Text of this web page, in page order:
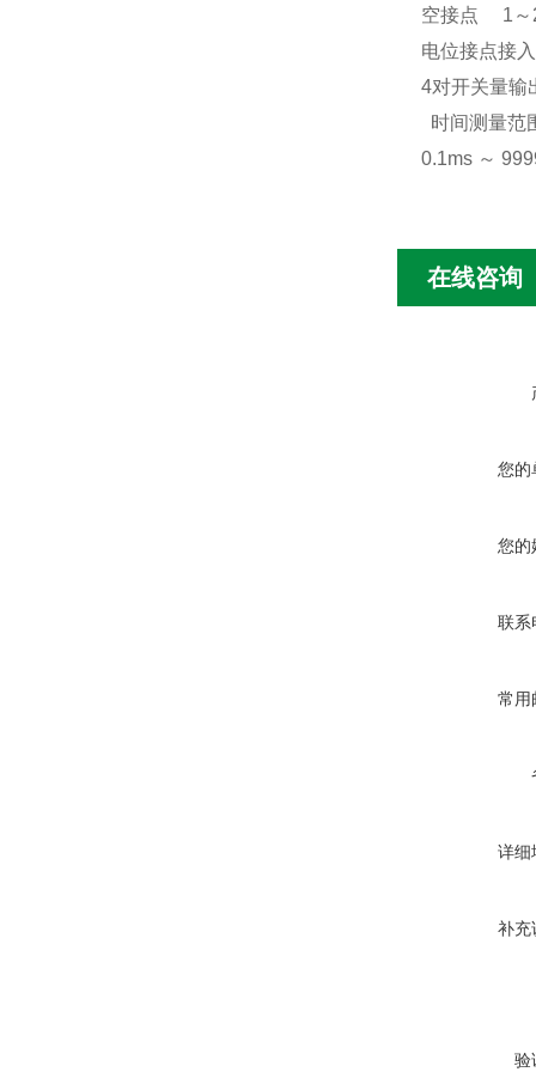
空接点 1 ～
电位接点接入
4对开关量输
时间测量范
0.1ms ～
在线咨询
您的
您的
联系
常用
详细
补充
验